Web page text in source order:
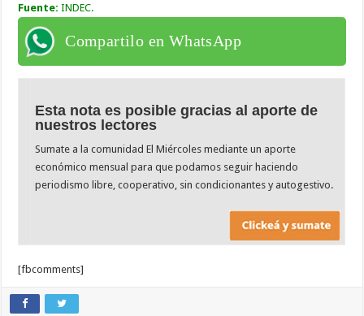
Fuente: INDEC.
Compartilo en WhatsApp
Esta nota es posible gracias al aporte de
nuestros lectores
Sumate a la comunidad El Miércoles mediante un aporte
económico mensual para que podamos seguir haciendo
periodismo libre, cooperativo, sin condicionantes y autogestivo.
[fbcomments]